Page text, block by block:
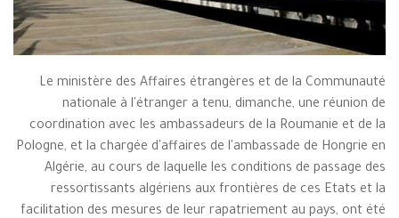
Le ministère des Affaires étrangères et de la Communauté
nationale à l'étranger a tenu, dimanche, une réunion de
coordination avec les ambassadeurs de la Roumanie et de la
Pologne, et la chargée d'affaires de l'ambassade de Hongrie en
Algérie, au cours de laquelle les conditions de passage des
ressortissants algériens aux frontières de ces Etats et la
facilitation des mesures de leur rapatriement au pays, ont été